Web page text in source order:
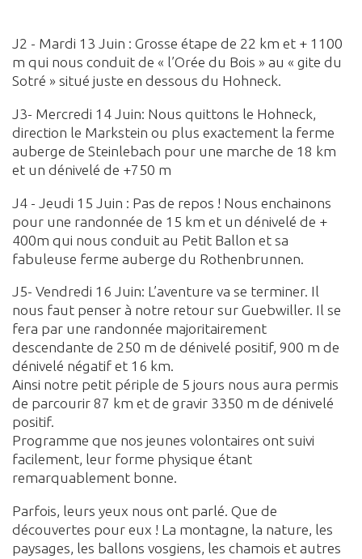
J2 - Mardi 13 Juin : Grosse étape de 22 km et + 1100
m qui nous conduit de « l’Orée du Bois » au « gite du
Sotré » situé juste en dessous du Hohneck.
J3- Mercredi 14 Juin: Nous quittons le Hohneck,
direction le Markstein ou plus exactement la ferme
auberge de Steinlebach pour une marche de 18 km
et un dénivelé de +750 m
J4 - Jeudi 15 Juin : Pas de repos ! Nous enchainons
pour une randonnée de 15 km et un dénivelé de +
400m qui nous conduit au Petit Ballon et sa
fabuleuse ferme auberge du Rothenbrunnen.
J5- Vendredi 16 Juin: L’aventure va se terminer. Il
nous faut penser à notre retour sur Guebwiller. Il se
fera par une randonnée majoritairement
descendante de 250 m de dénivelé positif, 900 m de
dénivelé négatif et 16 km.
Ainsi notre petit périple de 5 jours nous aura permis
de parcourir 87 km et de gravir 3350 m de dénivelé
positif.
Programme que nos jeunes volontaires ont suivi
facilement, leur forme physique étant
remarquablement bonne.
Parfois, leurs yeux nous ont parlé. Que de
découvertes pour eux ! La montagne, la nature, les
paysages, les ballons vosgiens, les chamois et autres